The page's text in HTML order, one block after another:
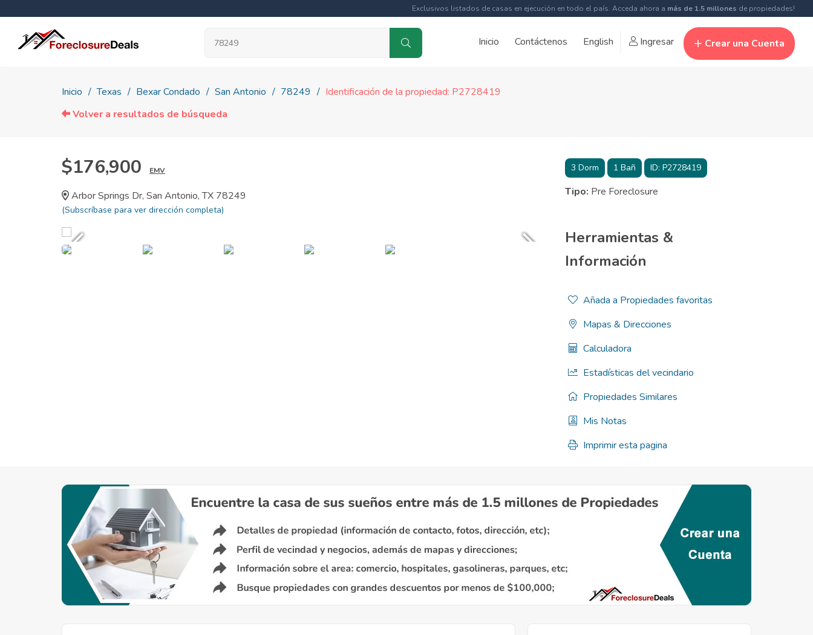
Exclusivos listados de casas en ejecución en todo el país. Acceda ahora a más de 1.5 millones de propiedades!
Inicio Contáctenos English Ingresar Crear una Cuenta
Inicio Texas Bexar Condado San Antonio 78249
Identificación de la propiedad: P2728419
Volver a resultados de búsqueda
$176,900 EMV
Arbor Springs Dr, San Antonio, TX 78249
(Subscríbase para ver dirección completa)
3Dorm 1Bañ ID: P2728419
Tipo: Pre Foreclosure
Herramientas &
Información
Añada a Propiedades favoritas
Mapas & Direcciones
Calculadora
Estadísticas del vecindario
Propiedades Similares
Mis Notas
Imprimir esta pagina